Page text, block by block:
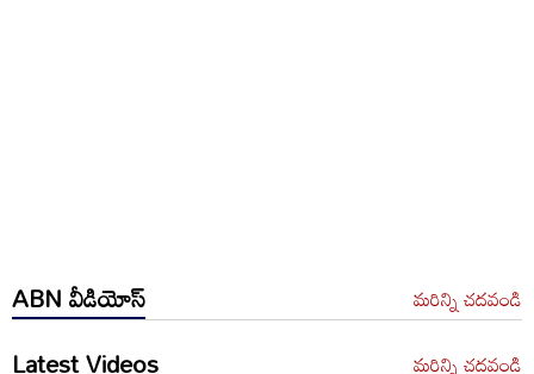
ABN వీడియోస్ మరిన్ని చదవండి
Latest Videos మరిన్ని చదవండి